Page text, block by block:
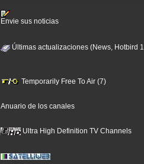
Envie sus noticias
Últimas actualizaciones (News, Hotbird
Temporarily Free To Air (7)
Anuario de los canales
Ultra High Definition TV Channels